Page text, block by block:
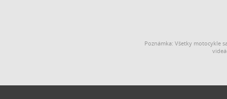
Poznámka: Všetky motocykle